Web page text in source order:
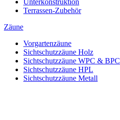
Unterkonstruktion
Terrassen-Zubehör
Zäune
Vorgartenzäune
Sichtschutzzäune Holz
Sichtschutzzäune WPC & BPC
Sichtschutzzäune HPL
Sichtschutzzäune Metall